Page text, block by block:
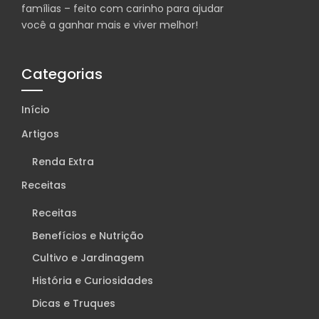
famílias – feito com carinho para ajudar
você a ganhar mais e viver melhor!
Categorias
Início
Artigos
Renda Extra
Receitas
Receitas
Benefícios e Nutrição
Cultivo e Jardinagem
História e Curiosidades
Dicas e Truques